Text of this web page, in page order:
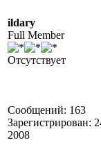
ildary
Full Member
Отсутствует
Сообщений: 163
Зарегистрирован:
2008